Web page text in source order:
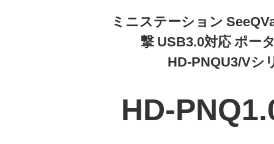
ミニステーション
撃 USB3.0対応 ポー
HD-PNQU3/Vシ
HD-